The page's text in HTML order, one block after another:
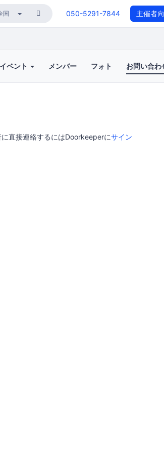
050-5291-7844 主催者
イベント メンバー フォト お問い合わ
直接連絡するにはDoorkeeperにサイン